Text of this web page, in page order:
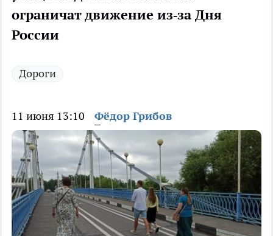
ограничат движение из‑за Дня
России
Дороги
11 июня 13:10 Фёдор Грибов